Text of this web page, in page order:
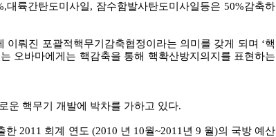
대륙간탄도미사일, 잠수함발사탄도미사일등은 50%감축하
이뤄진 포괄적핵무기감축협정이라는 의미를 갖게 되며 ‘핵
오바마에게는 핵감축을 통해 핵확산방지의지를 표현하는
운 핵무기 개발에 박차를 가하고 있다.
한 2011 회계 연도 (2010 년 10월~2011년 9 월)의 국방 예산